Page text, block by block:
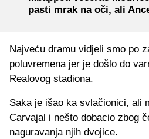
pasti mrak na oči, ali
Najveću dramu vidjeli smo po
poluvremena jer je došlo do
Realovog stadiona.
Saka je išao ka svlačionici, ali
Carvajal i nešto dobacio zbog
naguravanja njih dvojice.